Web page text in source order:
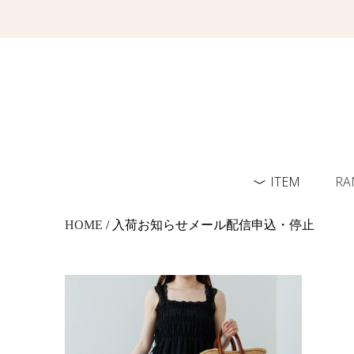
ITEM
HOME / 入荷お知らせメール配信申込・停止